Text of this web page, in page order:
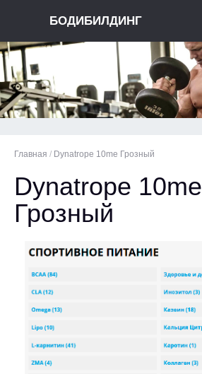
БОДИБИЛДИНГ
Главная / Dynatrope 10me Грозный
Dynatrope 10me
Грозный